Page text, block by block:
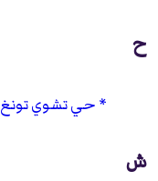
ح
حي تشوي تونغ
ش